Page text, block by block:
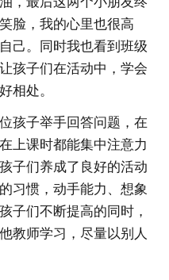
脸，我的心里也很高
己。同时我也看到班级
孩子们在活动中，学会
相处。
孩子举手回答问题，在
上课时都能集中注意力
子们养成了良好的活动
习惯，动手能力、想象
子们不断提高的同时，
教师学习，尽量以别人